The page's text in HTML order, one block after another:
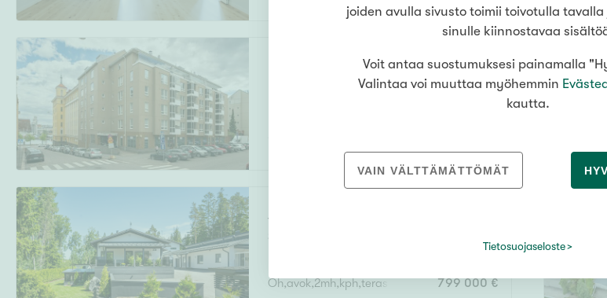
Köydenpunojankatu 2b
Helsinki
57 m²
Tulikukankuja 2a
248 m²
799 000 €
joiden avulla sivusto toimii toivotulla
sinulle kiinnostavaa
Voit antaa suostumuksesi painamalla
Valintaa voi muuttaa myöhemmin
kautta.
VAIN VÄLTTÄMÄTTÖMÄT
Tietosuojaseloste